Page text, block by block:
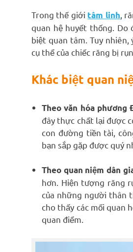
Trong thế giới tâm linh ,
quan hệ huyết thống.
biệt quan tâm. Tuy
cụ thể của chiếc răng bị
Khác biệt quan
Theo văn hóa phương
đây thực chất lại được
con đường tiền tài,
bạn sắp gặp được quý
Theo quan niệm dân
hơn. Hiện tượng răng
của những người thân
cho thấy các mối quan
quan điểm.